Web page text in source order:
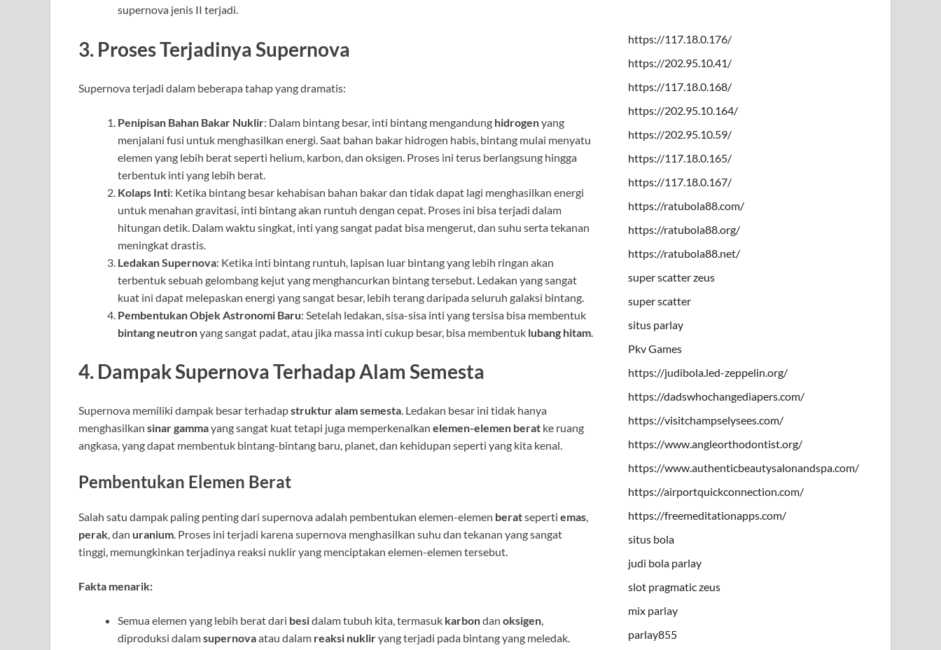
supernova jenis II terjadi.
3. Proses Terjadinya Supernova
Supernova terjadi dalam beberapa tahap yang dramatis:
Penipisan Bahan Bakar Nuklir: Dalam bintang besar, inti bintang mengandung hidrogenyang
menjalani fusi untuk menghasilkan energi. Saat bahan bakar hidrogen habis, bintang mulai menyatu
elemen yang lebih berat seperti helium, karbon, dan oksigen. Proses ini terus berlangsung hingga
terbentuk inti yang lebih berat.
Kolaps Inti: Ketika bintang besar kehabisan bahan bakar dan tidak dapat lagi menghasilkan energi
untuk menahan gravitasi, inti bintang akan runtuh dengan cepat. Proses ini bisa terjadi dalam
hitungan detik. Dalam waktu singkat, inti yang sangat padat bisa mengerut, dan suhu serta tekanan
meningkat drastis.
Ledakan Supernova: Ketika inti bintang runtuh, lapisan luar bintang yang lebih ringan akan
terbentuk sebuah gelombang kejut yang menghancurkan bintang tersebut. Ledakan yang sangat
kuat ini dapat melepaskan energi yang sangat besar, lebih terang daripada seluruh galaksi bintang.
Pembentukan Objek Astronomi Baru: Setelah ledakan, sisa-sisa inti yang tersisa bisa membentuk
bintang neutronyang sangat padat, atau jika massa inti cukup besar, bisa membentuk lubang hitam
4. Dampak Supernova Terhadap Alam Semesta
Supernova memiliki dampak besar terhadapstruktur alam semesta. Ledakan besar ini tidak hanya
menghasilkan sinar gammayang sangat kuat tetapi juga memperkenalkan elemen-elemen berat ke ruang
angkasa, yang dapat membentuk bintang-bintang baru, planet, dan kehidupan seperti yang kita kenal.
Pembentukan Elemen Berat
Salah satu dampak paling penting dari supernova adalah pembentukan elemen-elemen beratseperti emas
perak , dan uranium . Proses ini terjadi karena supernova menghasilkan suhu dan tekanan yang sangat
tinggi, memungkinkan terjadinya reaksi nuklir yang menciptakan elemen-elemen tersebut.
Fakta menarik:
Semua elemen yang lebih berat dari besidalam tubuh kita, termasuk karbondan oksigen
diproduksi dalamsupernovaatau dalam reaksi nukliryang terjadi pada bintang yang meledak.
https://117.18.0.176/
https://202.95.10.41/
https://117.18.0.168/
https://202.95.10.164/
https://202.95.10.59/
https://117.18.0.165/
https://117.18.0.167/
https://ratubola88.com/
https://ratubola88.org/
https://ratubola88.net/
super scatter zeus
super scatter
situs parlay
Pkv Games
https://judibola.led-zeppelin.org/
https://dadswhochangediapers.com/
https://visitchampselysees.com/
https://www.angleorthodontist.org/
https://www.authenticbeautysalonandspa.com/
https://airportquickconnection.com/
https://freemeditationapps.com/
situs bola
judi bola parlay
slot pragmatic zeus
mix parlay
parlay855